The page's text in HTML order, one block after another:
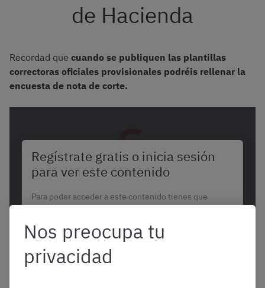
de Hacienda
Recordad que cuando se publiquen las plantillas
correctoras oficiales provisionales podréis rellenar la
encuesta de nota de corte.
Regístrate gratis o inicia sesión
para ver este contenido
Para poder acceder a este contenido tienes que
Registrarme gratis
Nos preocupa tu
privacidad